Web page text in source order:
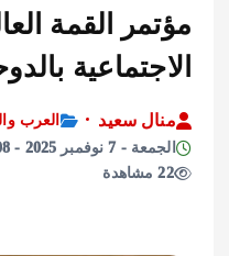
القمة العالمية
بالدوحة
سعيد
العرب والعالم
2025 - 11:08 صباحًا